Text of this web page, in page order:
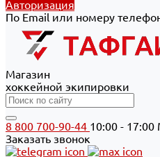
Авторизация
По Email или номеру
Магазин
хоккейной экипировки
8 800 700-90-44 10:00 - 17:00
Заказать звонок